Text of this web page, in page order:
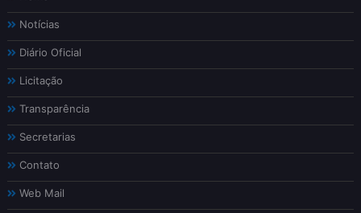
Notícias
Diário Oficial
Licitação
Transparência
Secretarias
Contato
Web Mail